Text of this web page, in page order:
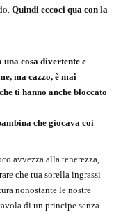
Quindi eccoci qua con la
cosa divertente e
ma cazzo, è mai
ti hanno anche bloccato
che giocava coi
avvezza alla tenerezza,
che tua sorella ingrassi
nonostante le nostre
di un principe senza